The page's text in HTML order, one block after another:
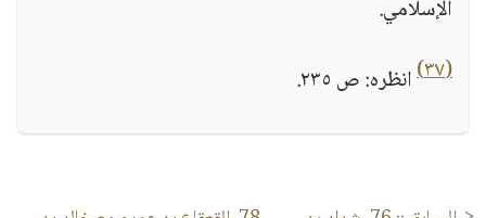
الإسلامي.
(٣٧)
انظره: ص ٢٣٥.